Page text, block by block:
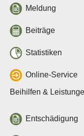
Meldung
Beiträge
Statistiken
Online-Service
Beihilfen &
Entschädigung